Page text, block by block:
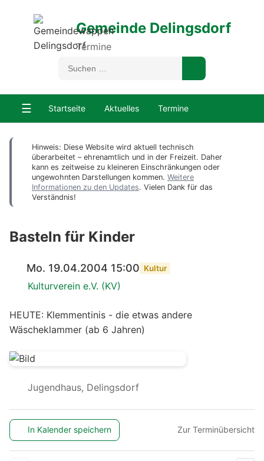
Gemeinde Delingsdorf
Termine
☰ Startseite Aktuelles Termine
Hinweis: Diese Website wird aktuell technisch
überarbeitet – ehrenamtlich und in der Freizeit. Daher
kann es zeitweise zu kleineren Einschränkungen oder
ungewohnten Darstellungen kommen. Weitere
Informationen zu den Updates. Vielen Dank für das
Verständnis!
Basteln für Kinder
Mo. 19.04.2004 15:00 Kultur
Kulturverein e.V. (KV)
HEUTE: Klemmentinis - die etwas andere
Wäscheklammer (ab 6 Jahren)
Jugendhaus, Delingsdorf
In Kalender speichern Zur Terminübersicht